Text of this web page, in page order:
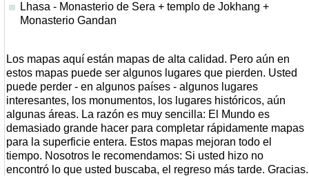
Lhasa - Monasterio de Sera + templo de Jokhang +
Monasterio Gandan
Los mapas aquí están mapas de alta calidad. Pero aún en
estos mapas puede ser algunos lugares que pierden. Usted
puede perder - en algunos países - algunos lugares
interesantes, los monumentos, los lugares históricos, aún
algunas áreas. La razón es muy sencilla: El Mundo es
demasiado grande hacer para completar rápidamente mapas
para la superficie entera. Estos mapas mejoran todo el
tiempo. Nosotros le recomendamos: Si usted hizo no
encontró lo que usted buscaba, el regreso más tarde. Gracias.